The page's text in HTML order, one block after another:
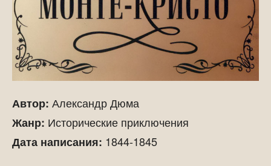
Автор: Александр Дюма
Жанр: Исторические приключения
Дата написания: 1844-1845